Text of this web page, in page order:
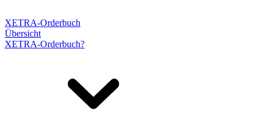
XETRA-Orderbuch
Übersicht
XETRA-Orderbuch?